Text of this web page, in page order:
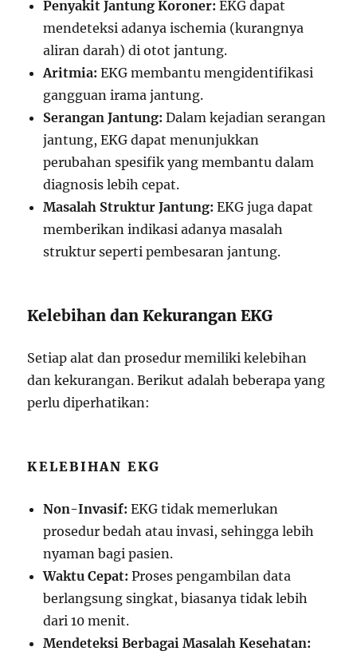
Penyakit Jantung Koroner: EKG dapat
mendeteksi adanya ischemia (kurangnya
aliran darah) di otot jantung.
Aritmia: EKG membantu mengidentifikasi
gangguan irama jantung.
Serangan Jantung: Dalam kejadian serangan
jantung, EKG dapat menunjukkan
perubahan spesifik yang membantu dalam
diagnosis lebih cepat.
Masalah Struktur Jantung: EKG juga dapat
memberikan indikasi adanya masalah
struktur seperti pembesaran jantung.
Kelebihan dan Kekurangan EKG
Setiap alat dan prosedur memiliki kelebihan
dan kekurangan. Berikut adalah beberapa yang
perlu diperhatikan:
KELEBIHAN EKG
Non-Invasif: EKG tidak memerlukan
prosedur bedah atau invasi, sehingga lebih
nyaman bagi pasien.
Waktu Cepat: Proses pengambilan data
berlangsung singkat, biasanya tidak lebih
dari 10 menit.
Mendeteksi Berbagai Masalah Kesehatan: